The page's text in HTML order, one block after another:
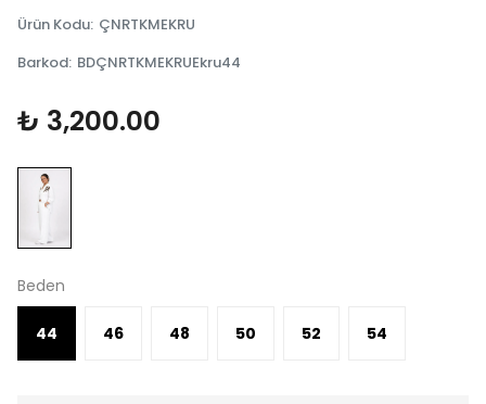
Ürün Kodu: ÇNRTKMEKRU
Barkod: BDÇNRTKMEKRUEkru44
₺ 3,200.00
Beden
44 46 48 50 52 54